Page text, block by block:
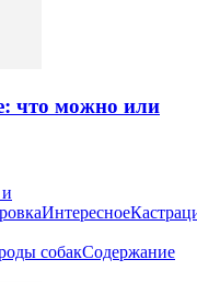
что можно или
Интересное
собакСодержание